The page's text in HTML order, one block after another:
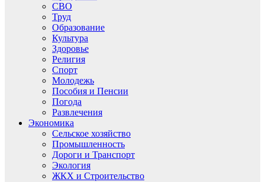
СВО
Труд
Образование
Культура
Здоровье
Религия
Спорт
Молодежь
Пособия и Пенсии
Погода
Развлечения
Экономика
Сельское хозяйство
Промышленность
Дороги и Транспорт
Экология
ЖКХ и Строительство